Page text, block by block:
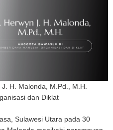
H. Malonda, M.Pd., M.H.
dan Diklat
Sulawesi Utara pada 30